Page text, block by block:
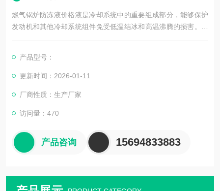
燃气锅炉防冻液价格液是冷却系统中的重要组成部分，能够保护
发动机和其他冷却系统组件免受低温结冰和高温沸腾的损害。此
外，乙二醇防冻液还具有良好的防腐性，能够防止金属部件的腐
### 优点与缺点
**优点**：
极寒天气下也能保证冷却系统不结冰。
2. **防沸效果好**：提高冷却液的沸点，防止高温下液体沸腾，确
产品型号：
更新时间：2026-01-11
厂商性质：生产厂家
访问量：470
产品咨询 15694833883